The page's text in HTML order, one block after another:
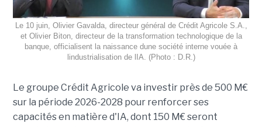
Le 10 juin, Olivier Gavalda, directeur général de Crédit Agricole S.A.,
et Olivier Biton, directeur de la transformation technologique de la
banque, officialisent la naissance dune société interne vouée à
lindustrialisation de lIA. (Photo : D.R.)
Le groupe Crédit Agricole va investir près de 500 M€
sur la période 2026-2028 pour renforcer ses
capacités en matière d'IA, dont 150 M€ seront